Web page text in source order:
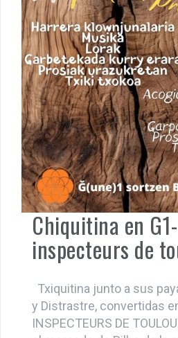
Chiquitina en
inspecteurs de
Txiquitina junto a sus
y Distrastre, convertidas
INSPECTEURS DE
ayudando con su ternura
conectar con los
visión payasa muy